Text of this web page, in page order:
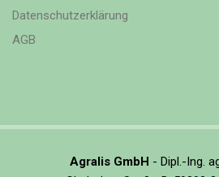
Datenschutzerklärung
AGB
Agralis GmbH - Dipl.-Ing.